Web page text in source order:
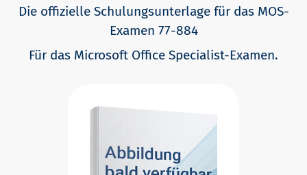
Die offizielle Schulungsunterlage für das MOS-
Examen 77-884
Für das Microsoft Office Specialist-Examen.